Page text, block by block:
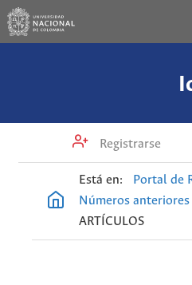
Registrarse
Está en: Portal de
Números anteriores
ARTÍCULOS